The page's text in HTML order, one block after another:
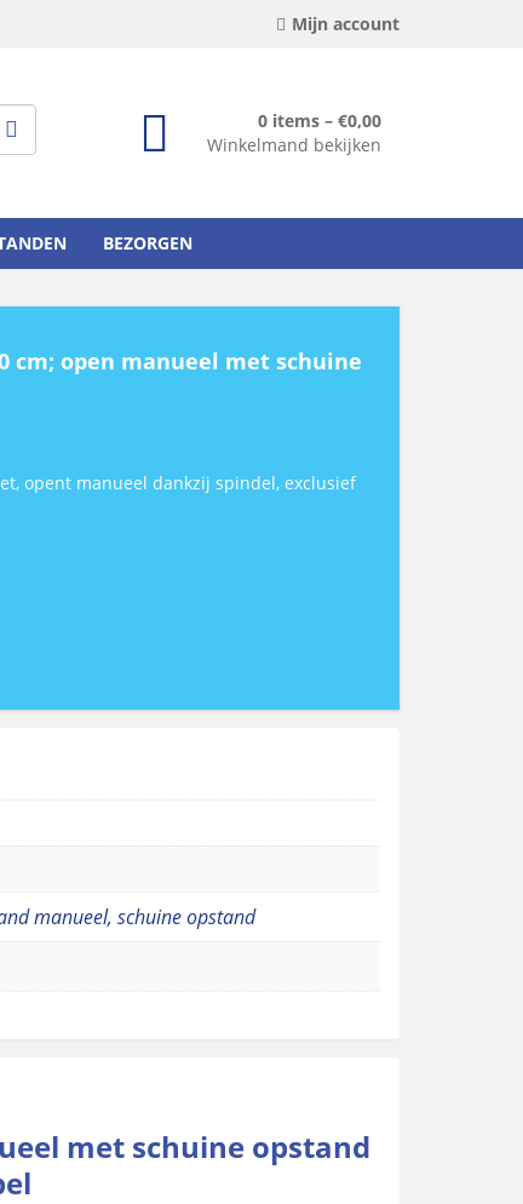
Mijn account
0 items – €0,00
Winkelmand bekijken
BEZORGEN
cm; open manueel met schuine
opent manueel dankzij spindel, exclusief
manueel, schuine opstand
met schuine opstand